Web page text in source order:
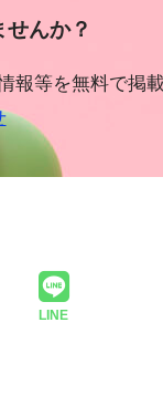
んか？
等を無料で掲載
LINE